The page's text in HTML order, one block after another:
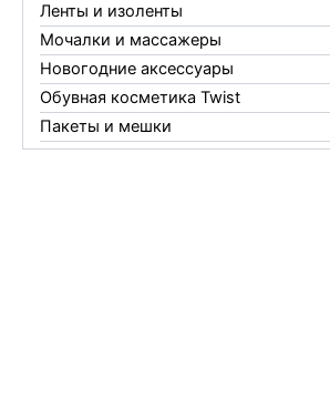
Ленты и изоленты
Мочалки и массажеры
Новогодние аксессуары
Обувная косметика Twist
Пакеты и мешки
Перчатки